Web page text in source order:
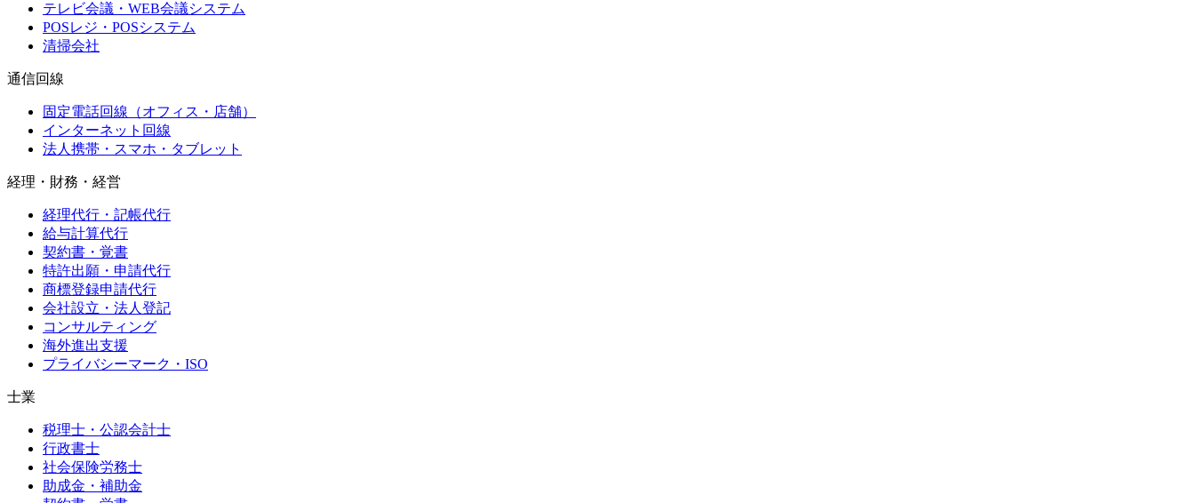
テレビ会議・WEB会議システム
POSレジ・POSシステム
清掃会社
通信回線
固定電話回線（オフィス・店舗）
インターネット回線
法人携帯・スマホ・タブレット
経理・財務・経営
経理代行・記帳代行
給与計算代行
契約書・覚書
特許出願・申請代行
商標登録申請代行
会社設立・法人登記
コンサルティング
海外進出支援
プライバシーマーク・ISO
士業
税理士・公認会計士
行政書士
社会保険労務士
助成金・補助金